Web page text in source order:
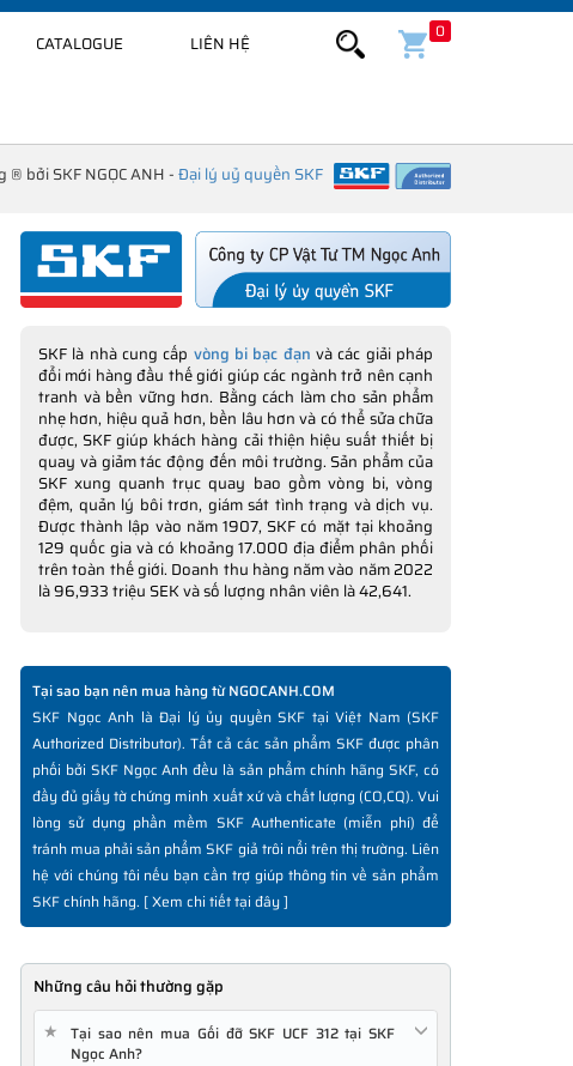
CATALOGUE LIÊN HỆ
0
bởi SKF NGỌC ANH -Đại lý uỷ quyền SKF
SKF là nhà cung cấp vòng bi bạc đạn và các giải pháp
đổi mới hàng đầu thế giới giúp các ngành trở nên cạnh
tranh và bền vững hơn. Bằng cách làm cho sản phẩm
nhẹ hơn, hiệu quả hơn, bền lâu hơn và có thể sửa chữa
được, SKF giúp khách hàng cải thiện hiệu suất thiết bị
quay và giảm tác động đến môi trường. Sản phẩm của
SKF xung quanh trục quay bao gồm vòng bi, vòng
đệm, quản lý bôi trơn, giám sát tình trạng và dịch vụ.
Được thành lập vào năm 1907, SKF có mặt tại khoảng
129 quốc gia và có khoảng 17.000 địa điểm phân phối
trên toàn thế giới. Doanh thu hàng năm vào năm 2022
là 96,933 triệu SEK và số lượng nhân viên là 42,641.
Tại sao bạn nên mua hàng từ NGOCANH.COM
SKF Ngọc Anh là Đại lý ủy quyền SKF tại Việt Nam (SKF
Authorized Distributor). Tất cả các sản phẩm SKF được phân
phối bởi SKF Ngọc Anh đều là sản phẩm chính hãng SKF, có
đầy đủ giấy tờ chứng minh xuất xứ và chất lượng (CO,CQ). Vui
lòng sử dụng phần mềm SKF Authenticate (miễn phí) để
tránh mua phải sản phẩm SKF giả trôi nổi trên thị trường. Liên
hệ với chúng tôi nếu bạn cần trợ giúp thông tin về sản phẩm
SKF chính hãng. [Xem chi tiết tại đây]
Những câu hỏi thường gặp
★
Tại sao nên mua Gối đỡ SKF UCF 312 tại SKF
Ngọc Anh?